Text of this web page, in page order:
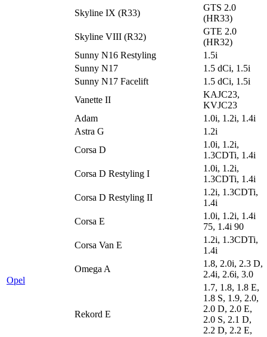
Skyline IX (R33)
GTS 2.0
(HR33)
Skyline VIII (R32)
GTE 2.0
(HR32)
Sunny N16 Restyling
1.5i
Sunny N17
1.5 dCi, 1.5i
Sunny N17 Facelift
1.5 dCi, 1.5i
Vanette II
KAJC23,
KVJC23
Opel
Adam
1.0i, 1.2i, 1.4i
Astra G
1.2i
Corsa D
1.0i, 1.2i,
1.3CDTi, 1.4i
Corsa D Restyling I
1.0i, 1.2i,
1.3CDTi, 1.4i
Corsa D Restyling II
1.2i, 1.3CDTi,
1.4i
Corsa E
1.0i, 1.2i, 1.4i
75, 1.4i 90
Corsa Van E
1.2i, 1.3CDTi,
1.4i
Omega A
1.8, 2.0i, 2.3 D,
2.4i, 2.6i, 3.0
Rekord E
1.7, 1.8, 1.8 E,
1.8 S, 1.9, 2.0,
2.0 D, 2.0 E,
2.0 S, 2.1 D,
2.2 D, 2.2 E,